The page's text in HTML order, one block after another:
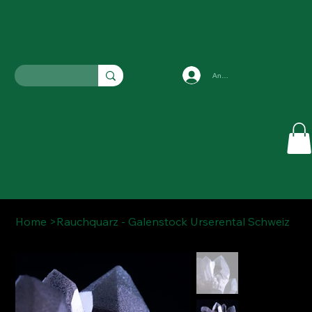
Anmelden
Home > Rauchquarz - Galenstock Urserental Schweiz